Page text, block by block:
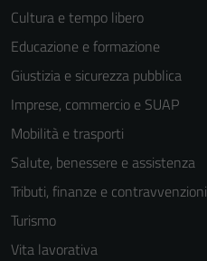
Cultura e tempo libero
Educazione e formazione
Giustizia e sicurezza pubblica
Imprese, commercio e SUAP
Mobilità e trasporti
Salute, benessere e assistenza
Tributi, finanze e contravvenzioni
Turismo
Vita lavorativa